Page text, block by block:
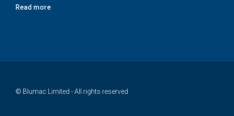
Read more
© Blumac Limited - All rights reserved